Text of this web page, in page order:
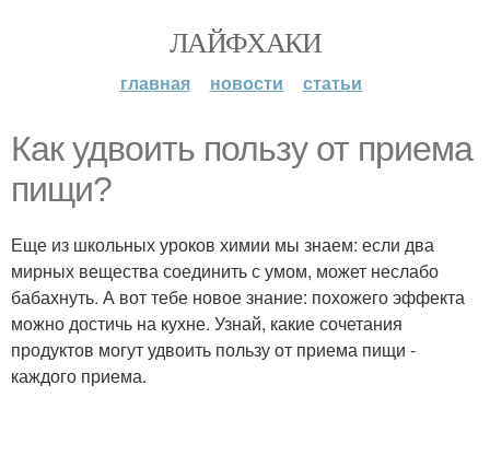
ЛАЙФХАКИ
главная новости статьи
Как удвоить пользу от приема
пищи?
Еще из школьных уроков химии мы знаем: если два
мирных вещества соединить с умом, может неслабо
бабахнуть. А вот тебе новое знание: похожего эффекта
можно достичь на кухне. Узнай, какие сочетания
продуктов могут удвоить пользу от приема пищи -
каждого приема.